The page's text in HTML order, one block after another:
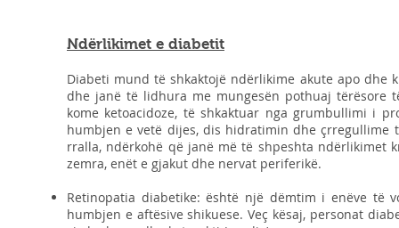
Ndërlikimet e diabetit
Diabeti mund të shkaktojë ndërlikime akute apo
dhe janë të lidhura me mungesën pothuaj tërësore
kome ketoacidoze, të shkaktuar nga grumbullimi i
humbjen e vetë dijes, dis hidratimin dhe
rralla, ndërkohë që janë më të shpeshta ndërlikimet
zemra, enët e gjakut dhe nervat periferikë.
Retinopatia diabetike: është një dëmtim i enëve
humbjen e aftësive shikuese. Veç kësaj, personat